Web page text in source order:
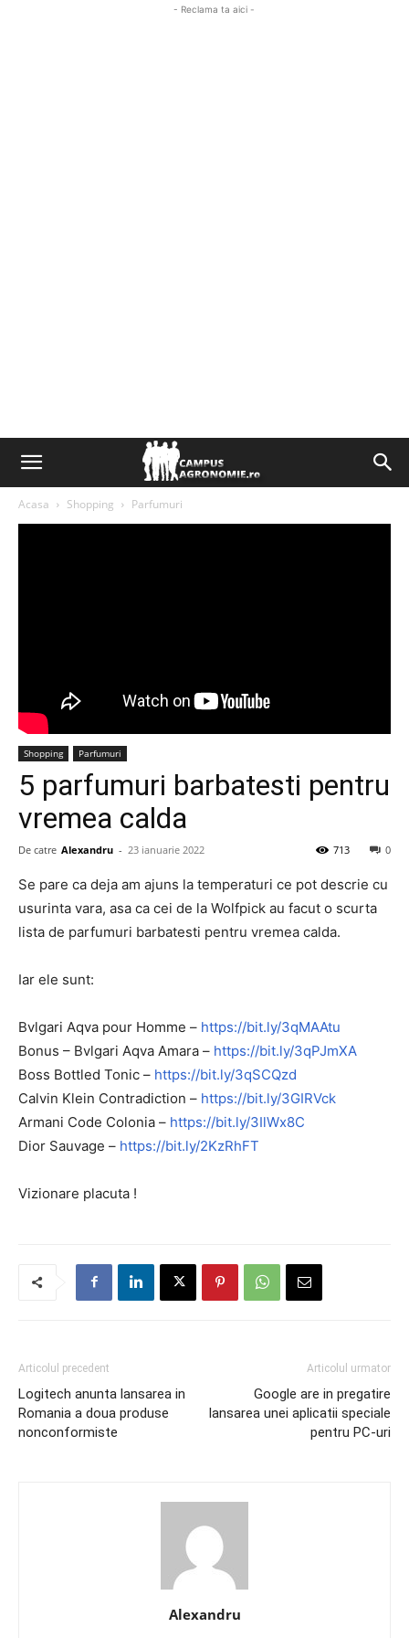
- Reclama ta aici -
Acasa Shopping Parfumuri
Shopping Parfumuri
5 parfumuri barbatesti pentru
vremea calda
De catre Alexandru - 23 ianuarie 2022 0
713
Se pare ca deja am ajuns la temperaturi ce pot descrie cu
usurinta vara, asa ca cei de la Wolfpick au facut o scurta
lista de parfumuri barbatesti pentru vremea calda.
Iar ele sunt:
Bvlgari Aqva pour Homme – https://bit.ly/3qMAAtu
Bonus – Bvlgari Aqva Amara – https://bit.ly/3qPJmXA
Boss Bottled Tonic – https://bit.ly/3qSCQzd
Calvin Klein Contradiction – https://bit.ly/3GIRVck
Armani Code Colonia – https://bit.ly/3IlWx8C
Dior Sauvage – https://bit.ly/2KzRhFT
Vizionare placuta !
Articolul precedent
Logitech anunta lansarea in
Romania a doua produse
nonconformiste
Articolul urmator
Google are in pregatire
lansarea unei aplicatii speciale
pentru PC-uri
Alexandru